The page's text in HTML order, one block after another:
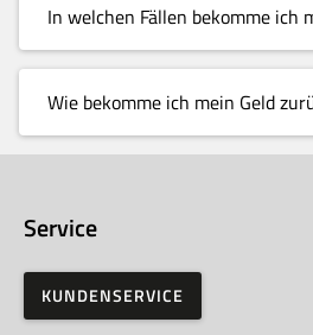
In welchen Fällen bekomme ich
Wie bekomme ich mein Geld
Service
KUNDENSERVICE